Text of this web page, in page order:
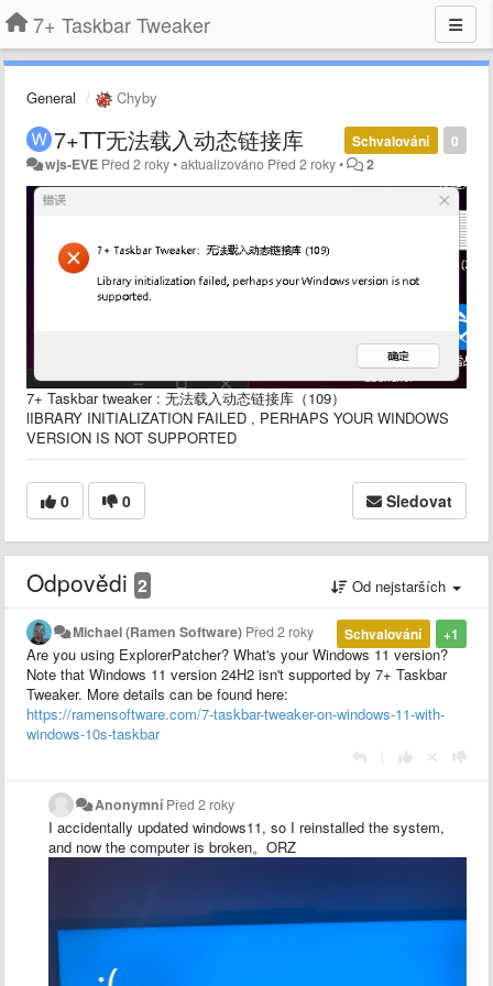
7+ Taskbar Tweaker
General Chyby
0
Schvalování
7+TT无法载入动态链接库
wjs-EVE Před 2 roky•aktualizováno Před 2 roky• 2
7+ Taskbar tweaker : 无法载入动态链接库（109）
lIBRARY INITIALIZATION FAILED , PERHAPS YOUR WINDOWS
VERSION IS NOT SUPPORTED
0 0 Sledovat
Odpovědi 2 Od nejstarších
+1
Schvalování
Michael (Ramen Software) Před 2 roky
Are you using ExplorerPatcher? What's your Windows 11 version?
Note that Windows 11 version 24H2 isn't supported by 7+ Taskbar
Tweaker. More details can be found here:
https://ramensoftware.com/7-taskbar-tweaker-on-windows-11-with-
windows-10s-taskbar
AnonymníPřed 2 roky
I accidentally updated windows11, so I reinstalled the system,
and now the computer is broken。ORZ